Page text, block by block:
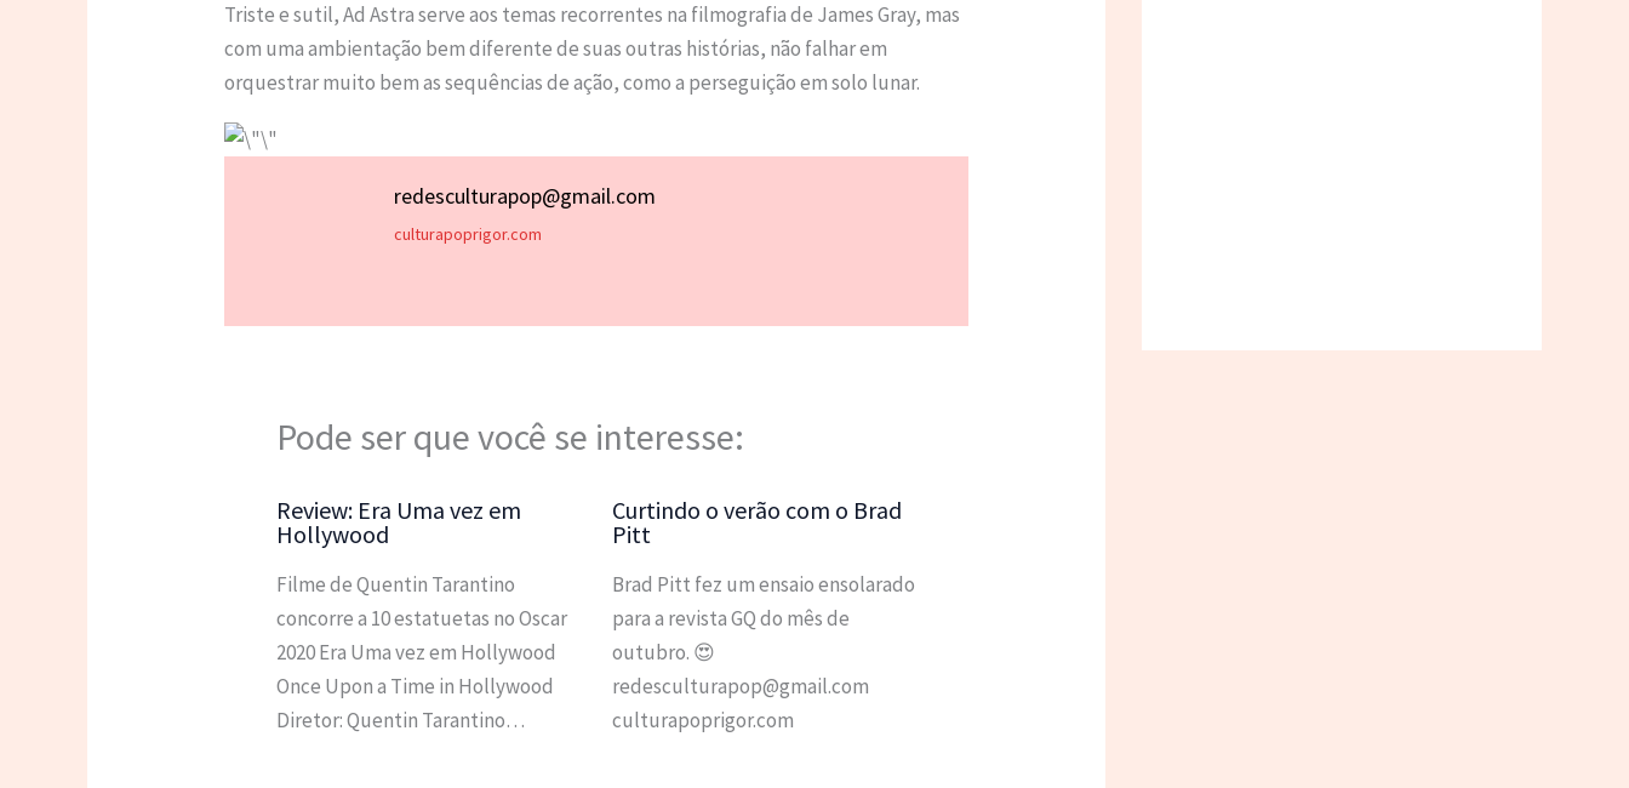
Triste e sutil, Ad Astra serve aos temas recorrentes na filmografia de James Gray, mas
com uma ambientação bem diferente de suas outras histórias, não falhar em
orquestrar muito bem as sequências de ação, como a perseguição em solo lunar.
redesculturapop@gmail.com
culturapoprigor.com
Pode ser que você se interesse:
Review: Era Uma vez em
Hollywood
Filme de Quentin Tarantino
concorre a 10 estatuetas no Oscar
2020 Era Uma vez em Hollywood
Once Upon a Time in Hollywood
Diretor: Quentin Tarantino…
Curtindo o verão com o Brad
Pitt
Brad Pitt fez um ensaio ensolarado
para a revista GQ do mês de
outubro. 😍
redesculturapop@gmail.com
culturapoprigor.com